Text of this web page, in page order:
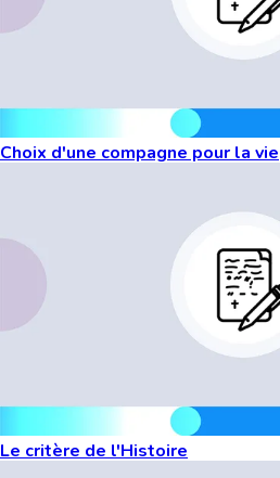
Choix d'une compagne pour la vie
Le critère de l'Histoire